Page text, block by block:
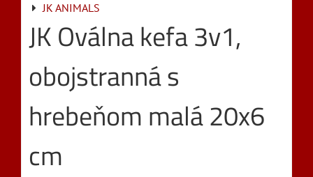
JK ANIMALS
JK Oválna kefa 3v1,
obojstranná s
hrebeňom malá 20x6
cm